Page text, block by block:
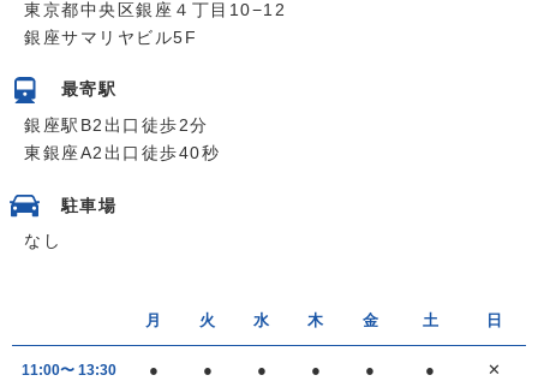
東京都中央区銀座４丁目10−12
銀座サマリヤビル5F
最寄駅
銀座駅B2出口徒歩2分
東銀座A2出口徒歩40秒
駐車場
なし
月 火 水 木 金 土 日
11:00〜 13:30 ● ● ● ● ● ● ✕